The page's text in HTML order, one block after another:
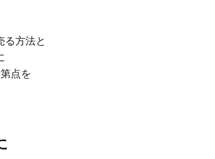
る​方​法と​
点を​